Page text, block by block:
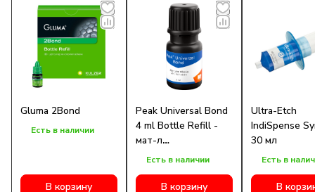
Gluma 2Bond
Есть в наличии
В корзину
Peak Universal Bond
4 ml Bottle Refill -
мат-л
стоматологический
Есть в наличии
В корзину
Ultra-Etch
IndiSpense
30 мл
Есть в
В